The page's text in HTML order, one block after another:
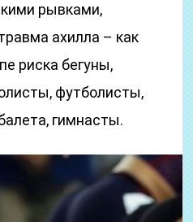
рывками,
ахилла – как
риска бегуны,
футболисты,
гимнасты.